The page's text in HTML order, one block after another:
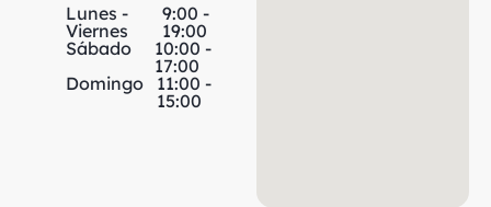
Lunes -
Viernes
9:00 -
19:00
Sábado
10:00 -
17:00
Domingo
11:00 -
15:00